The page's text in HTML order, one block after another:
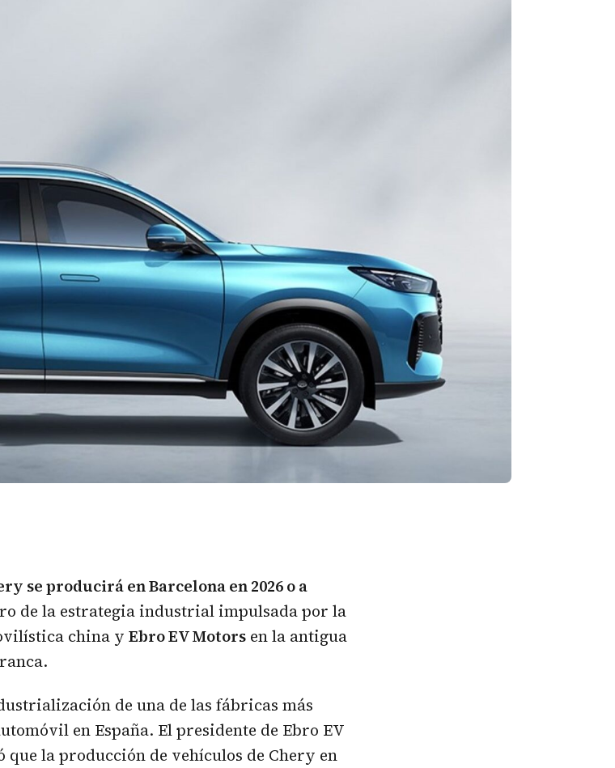
se producirá en Barcelona en 2026 o a
de la estrategia industrial impulsada por la
china yEbro EV Motors en la antigua
de una de las fábricas más
en España. El presidente de Ebro EV
que la producción de vehículos de Chery en